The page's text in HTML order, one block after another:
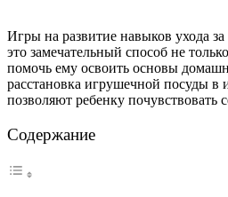
Игры на развитие навыков ухода
это замечательный способ не
помочь ему освоить основы
расстановка игрушечной посуды в
позволяют ребенку почувствовать
Содержание